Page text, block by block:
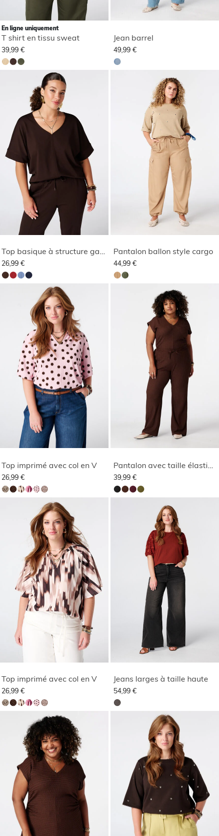
En ligne uniquement
T shirt en tissu sweat
39,99 €
Jean barrel
49,99 €
Top basique à structure gaufrée
26,99 €
Pantalon ballon style cargo
44,99 €
Top imprimé avec col en V
26,99 € 39,99 €
Top imprimé avec col en V
26,99 €
Jeans larges à taille haute
54,99 €